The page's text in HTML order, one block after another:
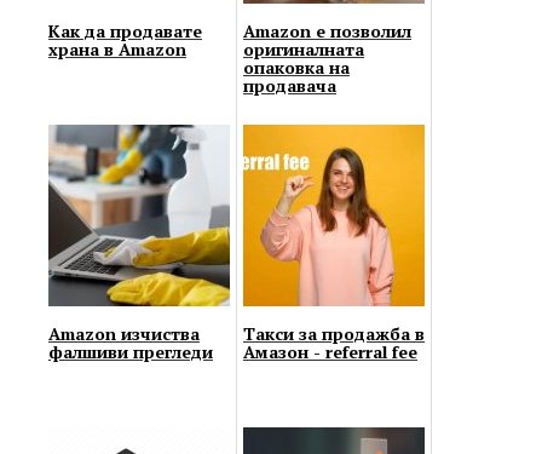
Как да продавате
храна в Amazon
Amazon е позволил
оригиналната
опаковка на
продавача
Amazon изчиства
фалшиви прегледи
Такси за продажба в
Амазон - referral fee